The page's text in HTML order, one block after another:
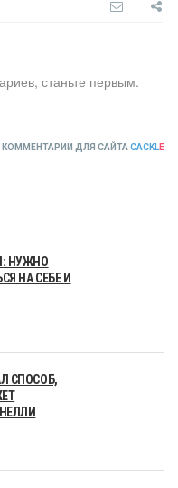
станьте первым.
КОММЕНТАРИИ ДЛЯ САЙТА CACKLE
НУЖНО
НА СЕБЕ И
СПОСОБ,